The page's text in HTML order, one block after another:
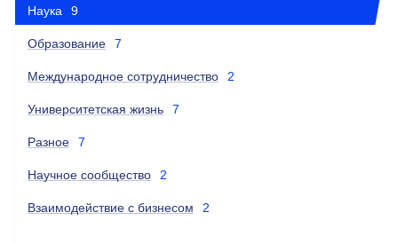
Наука 9
Образование 7
Международное сотрудничество 2
Университетская жизнь 7
Разное 7
Научное сообщество 2
Взаимодействие с бизнесом 2